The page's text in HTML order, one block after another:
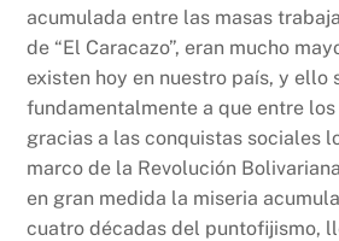
acumulada entre las masas
de “El Caracazo”, eran mucho
existen hoy en nuestro país, y ello
fundamentalmente a que entre
gracias a las conquistas sociales
marco de la Revolución
en gran medida la miseria
cuatro décadas del puntofijismo,